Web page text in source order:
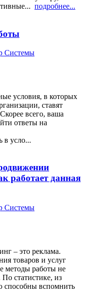
подробнее...
Системы
условия, в которых
ставят
всего, ваша
ответы на
в усло...
работает данная
Системы
– это реклама.
товаров и услуг
методы работы не
статистике, из
способны вспомнить